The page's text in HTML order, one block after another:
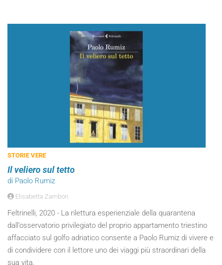
STORIE VERE
Il veliero sul tetto
di Paolo Rumiz
Elisabetta Zambon
Feltrinelli, 2020 - La rilettura esperienziale della quarantena
dall’osservatorio privilegiato del proprio appartamento triestino
affacciato sul golfo adriatico consente a Paolo Rumiz di vivere e
di condividere con il lettore uno dei viaggi più straordinari della
sua vita.